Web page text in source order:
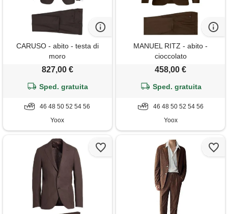
CARUSO - abito - testa di
moro
827,00 €
Sped. gratuita
46 48 50 52 54 56
Yoox
MANUEL RITZ - abito -
cioccolato
458,00 €
Sped. gratuita
46 48 50 52 54 56
Yoox